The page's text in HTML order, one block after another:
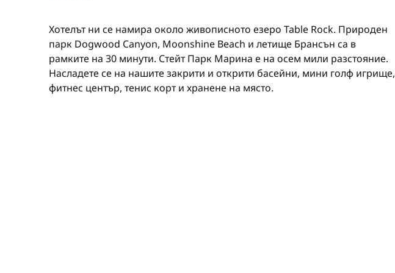
Хотелът ни се намира около живописното езеро Table Rock. Природен
парк Dogwood Canyon, Moonshine Beach и летище Брансън са в
рамките на 30 минути. Стейт Парк Марина е на осем мили разстояние.
Насладете се на нашите закрити и открити басейни, мини голф игрище,
фитнес център, тенис корт и хранене на място.